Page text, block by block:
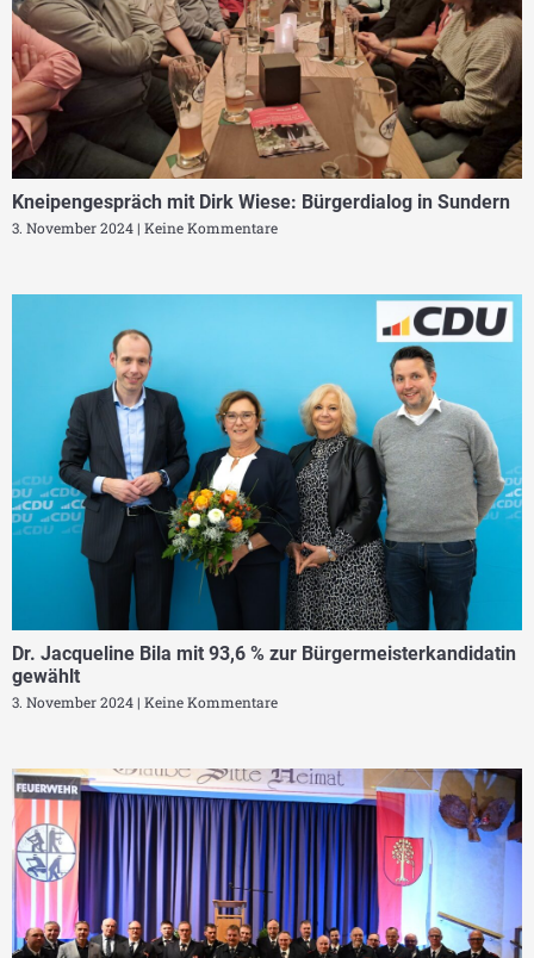
Kneipengespräch mit Dirk Wiese: Bürgerdialog in Sundern
3. November 2024 Keine Kommentare
Dr. Jacqueline Bila mit 93,6 % zur Bürgermeisterkandidatin
gewählt
3. November 2024 Keine Kommentare